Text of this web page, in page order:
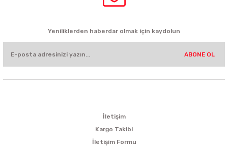
Yeniliklerden haberdar olmak için kaydolun
ABONE OL
İletişim
Kargo Takibi
İletişim Formu